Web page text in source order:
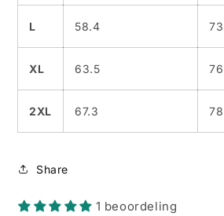
L 58.4
XL 63.5
2XL 67.3
Share
1 beoordeling